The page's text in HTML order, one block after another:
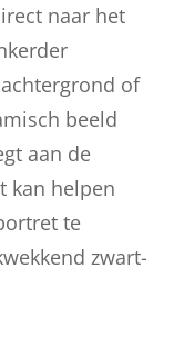
naar het
of
beeld
aan de
kan helpen
te
zwart-